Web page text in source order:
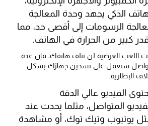
الذكي يجهد وحدة المعالجة
الرسومات إلى أقصى حد، مما
كبير من الحرارة في الهاتف.
اللعب العرضية لن تتلف هاتفك، فإن عدة
ستعمل على تسخين جهازك بشكل
البطارية.
الفيديو عالي الدقة
المتواصل، مثلما يحدث عند
يوتيوب وتيك توك، أو مشاهدة